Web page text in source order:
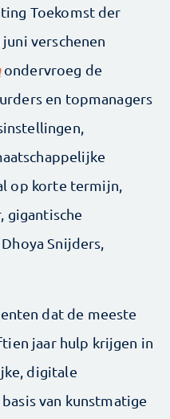
Toekomst der
verschenen
ondervroeg de
en topmanagers
op korte termijn,
gigantische
Snijders,
dat de meeste
jaar hulp krijgen in
digitale
van kunstmatige